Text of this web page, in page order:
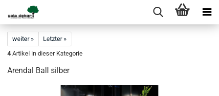
weiter »
Letzter »
4 Artikel in dieser Kategorie
Arendal Ball silber